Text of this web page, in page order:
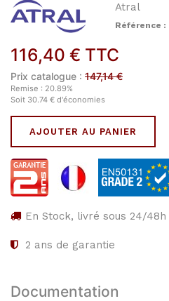
Atral
Référence :
116,40 € TTC
Prix catalogue : 147,14€
Remise : 20.89%
Soit 30.74 € d'économies
AJOUTER AU PANIER
En Stock, livré sous 24/48h
2 ans de garantie
Documentation